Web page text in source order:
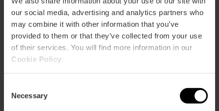
our social media, advertising and analytics partners who
may combine it with other information that you’ve
provided to them or that they’ve collected from your use
of their services. You will find more information in our
Cookie Policy
Selection
Necessary
Avinguda del Professor López Piñero, 7, València,
España